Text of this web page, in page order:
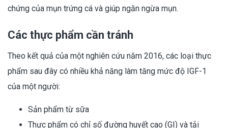
chứng của mụn trứng cá và giúp ngăn ngừa mụn.
Các thực phẩm cần tránh
Theo kết quả của một nghiên cứu năm 2016, các loại thực
phẩm sau đây có nhiều khả năng làm tăng mức độ IGF-1
của một người:
Sản phẩm từ sữa
Thực phẩm có chỉ số đường huyết cao (GI) và tải